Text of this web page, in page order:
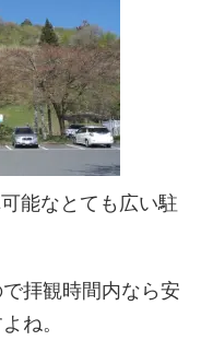
能なとても広い駐
拝観時間内なら安
ね。